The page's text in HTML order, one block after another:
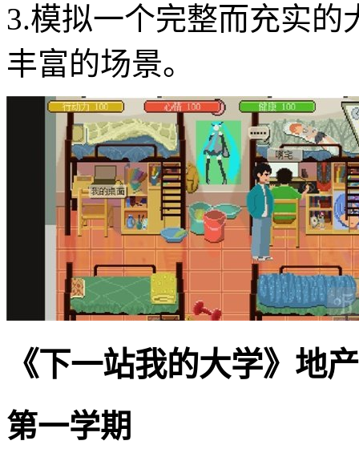
3.模拟一个完整而充实
丰富的场景。
《下一站我的大学》地
第一学期